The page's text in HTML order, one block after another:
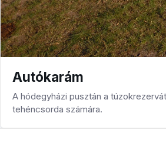
Autókarám
A hódegyházi pusztán a
tehéncsorda számára.